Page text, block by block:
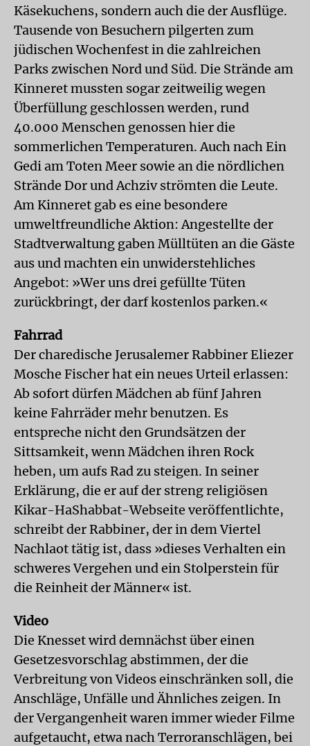
Käsekuchens, sondern auch die der Ausflüge.
Tausende von Besuchern pilgerten zum
jüdischen Wochenfest in die zahlreichen
Parks zwischen Nord und Süd. Die Strände am
Kinneret mussten sogar zeitweilig wegen
Überfüllung geschlossen werden, rund
40.000 Menschen genossen hier die
sommerlichen Temperaturen. Auch nach Ein
Gedi am Toten Meer sowie an die nördlichen
Strände Dor und Achziv strömten die Leute.
Am Kinneret gab es eine besondere
umweltfreundliche Aktion: Angestellte der
Stadtverwaltung gaben Mülltüten an die Gäste
aus und machten ein unwiderstehliches
Angebot: »Wer uns drei gefüllte Tüten
zurückbringt, der darf kostenlos parken.«
Fahrrad
Der charedische Jerusalemer Rabbiner Eliezer
Mosche Fischer hat ein neues Urteil erlassen:
Ab sofort dürfen Mädchen ab fünf Jahren
keine Fahrräder mehr benutzen. Es
entspreche nicht den Grundsätzen der
Sittsamkeit, wenn Mädchen ihren Rock
heben, um aufs Rad zu steigen. In seiner
Erklärung, die er auf der streng religiösen
Kikar-HaShabbat-Webseite veröffentlichte,
schreibt der Rabbiner, der in dem Viertel
Nachlaot tätig ist, dass »dieses Verhalten ein
schweres Vergehen und ein Stolperstein für
die Reinheit der Männer« ist.
Video
Die Knesset wird demnächst über einen
Gesetzesvorschlag abstimmen, der die
Verbreitung von Videos einschränken soll, die
Anschläge, Unfälle und Ähnliches zeigen. In
der Vergangenheit waren immer wieder Filme
aufgetaucht, etwa nach Terroranschlägen, bei